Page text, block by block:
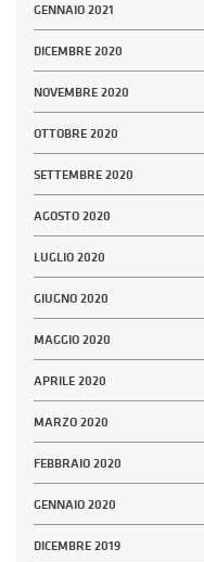
GENNAIO 2021
DICEMBRE 2020
NOVEMBRE 2020
OTTOBRE 2020
SETTEMBRE 2020
AGOSTO 2020
LUGLIO 2020
GIUGNO 2020
MAGGIO 2020
APRILE 2020
MARZO 2020
FEBBRAIO 2020
GENNAIO 2020
DICEMBRE 2019